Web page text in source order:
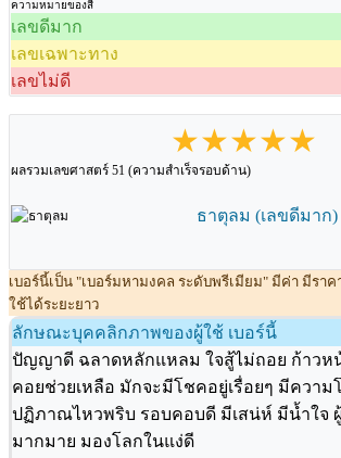
ความหมายของสี
เลขดีมาก
เลขเฉพาะทาง
เลขไม่ดี
★★★★★
ผลรวมเลขศาสตร์ 51 (ความสำเร็จรอบด้าน)
ธาตุลม (เลขดีมาก)
เบอร์นี้เป็น "เบอร์มหามงคล ระดับพรีเมียม" มีค่า มีรา
ใช้ได้ระยะยาว
ลักษณะบุคคลิกภาพของผู้ใช้ เบอร์นี้
ปัญญาดี ฉลาดหลักแหลม ใจสู้ไม่ถอย ก้าวห
คอยช่วยเหลือ มักจะมีโชคอยู่เรื่อยๆ มีความ
ปฏิภาณไหวพริบ รอบคอบดี มีเสน่ห์ มีน้ำใจ
มากมาย มองโลกในแง่ดี